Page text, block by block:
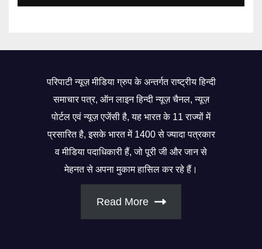
परिपाटी न्यूज़ मीडिया ग्रुप के अन्तर्गत राष्ट्रीय हिन्दी
समाचार पत्र, ऑन लाइन हिन्दी न्यूज़ चैनल, न्यूज़
पोर्टल एवं न्यूज़ एजेंसी है, यह भारत के 11 राज्यों में
प्रसारित है, इसके भारत में 1400 से ज्यादा पत्रकार
व मीडिया पदाधिकारी हैं, जो पूरी जी और जान से
मेहनत से अपना मुकाम हासिल कर रहे हैं।
Read More